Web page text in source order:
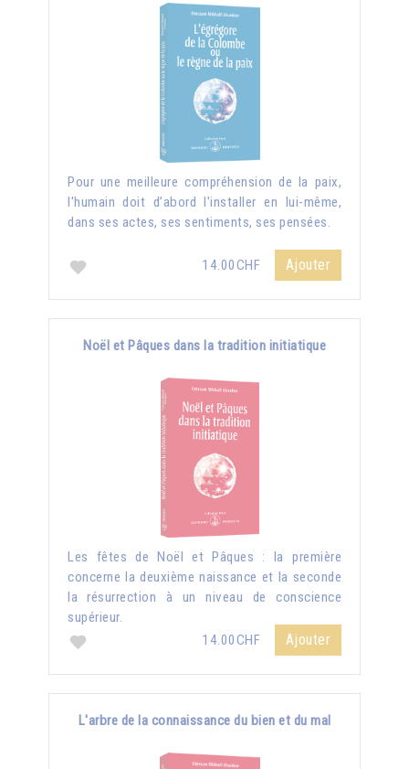
Pour une meilleure compréhension de la paix,
l'humain doit d’abord l'installer en lui-même,
dans ses actes, ses sentiments, ses pensées.
14.00CHF Ajouter
Noël et Pâques dans la tradition initiatique
Les fêtes de Noël et Pâques : la première
concerne la deuxième naissance et la seconde
la résurrection à un niveau de conscience
supérieur.
14.00CHF
Ajouter
L'arbre de la connaissance du bien et du mal